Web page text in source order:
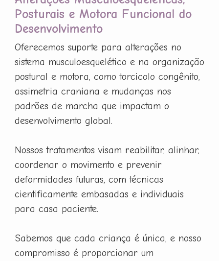
Posturais e Motora Funcional do
Desenvolvimento
Oferecemos suporte para alterações no
sistema musculoesquelético e na organização
postural e motora, como torcicolo congênito,
assimetria craniana e mudanças nos
padrões de marcha que impactam o
desenvolvimento global.
Nossos tratamentos visam reabilitar, alinhar,
coordenar o movimento e prevenir
deformidades futuras, com técnicas
cientificamente embasadas e individuais
para casa paciente.
Sabemos que cada criança é única, e nosso
compromisso é proporcionar um